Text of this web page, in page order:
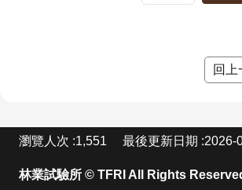
回上
瀏覽人次 1,551 最後更新日期 2026-
林業試驗所 © TFRI All Rights